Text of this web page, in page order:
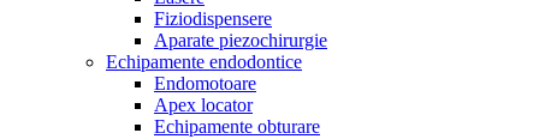
Fiziodispensere
Aparate piezochirurgie
Echipamente endodontice
Endomotoare
Apex locator
Echipamente obturare